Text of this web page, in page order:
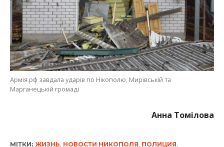
МІТКИ: ЖИЗНЬ,НОВОСТИ НИКОПОЛЯ,ПОЛИЦИЯ,
ПРОИСШЕСТВИЕ